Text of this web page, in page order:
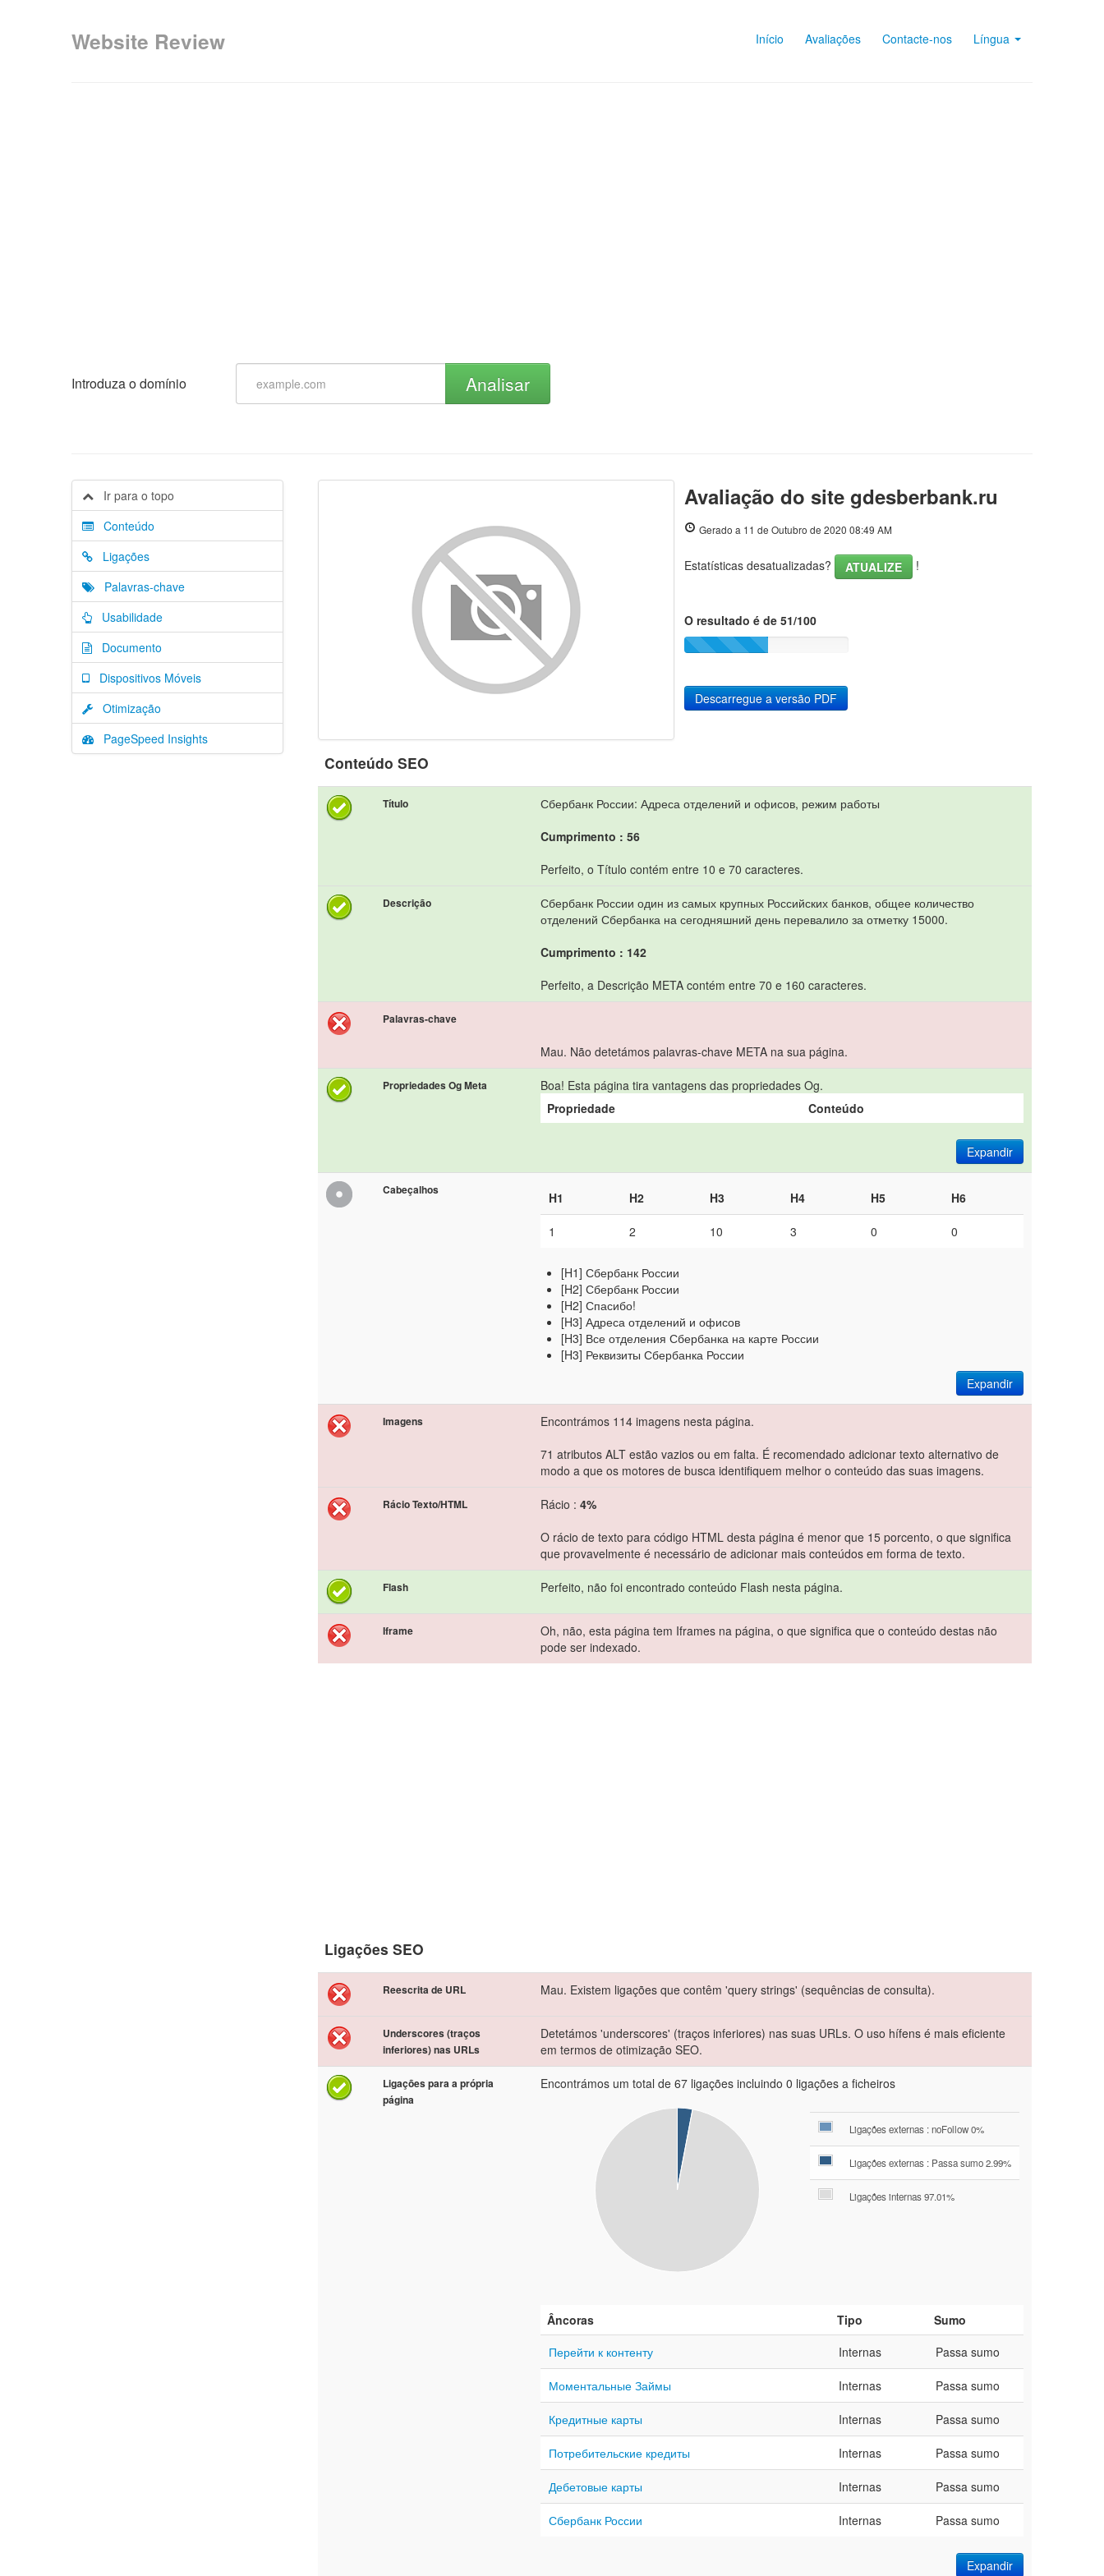
Início Avaliações Contacte-nos Língua
Website Review
Introduza o domínio Analisar
Ir para o topo
Conteúdo
Ligações
Palavras-chave
Usabilidade
Documento
Dispositivos Móveis
Otimização
PageSpeed Insights
Avaliação do site gdesberbank.ru
Gerado a 11 de Outubro de 2020 08:49 AM
Estatísticas desatualizadas? ATUALIZE !
O resultado é de 51/100
Descarregue a versão PDF
Conteúdo SEO
Título
Сбербанк России: Адреса отделений и офисов, режим работы
Cumprimento : 56
Perfeito, o Título contém entre 10 e 70 caracteres.
Descrição
Сбербанк России один из самых крупных Российских банков, общее количество
отделений Сбербанка на сегодняшний день перевалило за отметку 15000.
Cumprimento : 142
Perfeito, a Descrição META contém entre 70 e 160 caracteres.
Palavras-chave
Mau. Não detetámos palavras-chave META na sua página.
Propriedades Og Meta
Boa! Esta página tira vantagens das propriedades Og.
Propriedade
Conteúdo
Expandir
Cabeçalhos H1 H2 H3 H4 H5 H6
1 2 10 3 0 0
[H1] Сбербанк России
[H2] Сбербанк России
[H2] Спасибо!
[H3] Адреса отделений и офисов
[H3] Все отделения Сбербанка на карте России
[H3] Реквизиты Сбербанка России
Expandir
Imagens
Encontrámos 114 imagens nesta página.
71 atributos ALT estão vazios ou em falta. É recomendado adicionar texto alternativo de
modo a que os motores de busca identifiquem melhor o conteúdo das suas imagens.
Rácio Texto/HTML Rácio : 4%
O rácio de texto para código HTML desta página é menor que 15 porcento, o que significa
que provavelmente é necessário de adicionar mais conteúdos em forma de texto.
Flash Perfeito, não foi encontrado conteúdo Flash nesta página.
Iframe
Oh, não, esta página tem Iframes na página, o que significa que o conteúdo destas não
pode ser indexado.
Ligações SEO
Reescrita de URL Mau. Existem ligações que contêm 'query strings' (sequências de consulta).
Underscores (traços
inferiores) nas URLs
Detetámos 'underscores' (traços inferiores) nas suas URLs. O uso hífens é mais eficiente
em termos de otimização SEO.
Ligações para a própria
página
Encontrámos um total de 67 ligações incluindo 0 ligações a ficheiros
Ligações externas : noFollow 0%
Ligações externas : Passa sumo 2.99%
Ligações internas 97.01%
Âncoras Tipo
Sumo
Перейти к контенту
Internas Passa sumo
Моментальные Займы Internas Passa sumo
Кредитные карты Internas Passa sumo
Потребительские кредиты Internas Passa sumo
Дебетовые карты Internas Passa sumo
Сбербанк России Internas Passa sumo
Expandir